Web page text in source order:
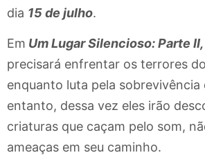
dia 15 de julho.
Em Um Lugar Silencioso: Parte II,
precisará enfrentar os terrores
enquanto luta pela sobrevivência
entanto, dessa vez eles irão
criaturas que caçam pelo som,
ameaças em seu caminho.